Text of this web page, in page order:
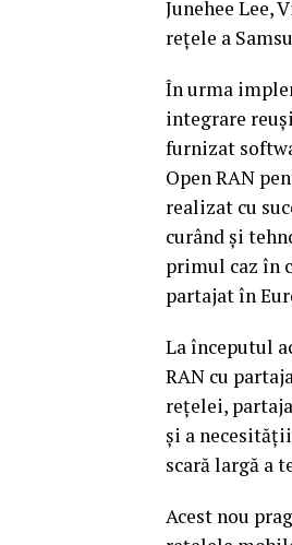
Junehee Lee,
rețele a
În urma
integrare
furnizat
Open RAN
realizat cu
curând și
primul caz în
partajat în
La începutul
RAN cu
rețelei,
și a
scară largă a
Acest nou